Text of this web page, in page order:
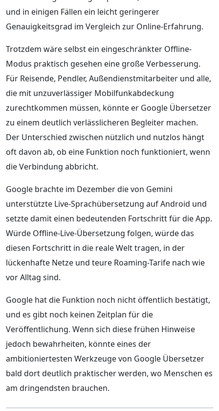
und in einigen Fällen ein leicht geringerer
Genauigkeitsgrad im Vergleich zur Online-Erfahrung.
Trotzdem wäre selbst ein eingeschränkter Offline-
Modus praktisch gesehen eine große Verbesserung.
Für Reisende, Pendler, Außendienstmitarbeiter und alle,
die mit unzuverlässiger Mobilfunkabdeckung
zurechtkommen müssen, könnte er Google Übersetzer
zu einem deutlich verlässlicheren Begleiter machen.
Der Unterschied zwischen nützlich und nutzlos hängt
oft davon ab, ob eine Funktion noch funktioniert, wenn
die Verbindung abbricht.
Google brachte im Dezember die von Gemini
unterstützte Live-Sprachübersetzung auf Android und
setzte damit einen bedeutenden Fortschritt für die App.
Würde Offline-Live-Übersetzung folgen, würde das
diesen Fortschritt in die reale Welt tragen, in der
lückenhafte Netze und teure Roaming-Tarife nach wie
vor Alltag sind.
Google hat die Funktion noch nicht öffentlich bestätigt,
und es gibt noch keinen Zeitplan für die
Veröffentlichung. Wenn sich diese frühen Hinweise
jedoch bewahrheiten, könnte eines der
ambitioniertesten Werkzeuge von Google Übersetzer
bald dort deutlich praktischer werden, wo Menschen es
am dringendsten brauchen.